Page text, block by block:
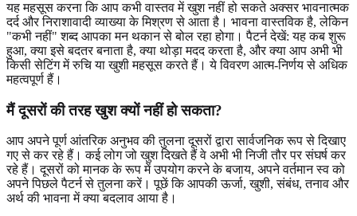
यह महसूस करना कि आप कभी वास्तव में खुश नहीं हो सकते अक्सर भावनात्मक
दर्द और निराशावादी व्याख्या के मिश्रण से आता है। भावना वास्तविक है, लेकिन
"कभी नहीं" शब्द आपका मन थकान से बोल रहा होगा। पैटर्न देखें: यह कब शुरू
हुआ, क्या इसे बदतर बनाता है, क्या थोड़ा मदद करता है, और क्या आप अभी भी
किसी सेटिंग में रुचि या खुशी महसूस करते हैं। ये विवरण आत्म-निर्णय से अधिक
महत्वपूर्ण हैं।
मैं दूसरों की तरह खुश क्यों नहीं हो सकता?
आप अपने पूर्ण आंतरिक अनुभव की तुलना दूसरों द्वारा सार्वजनिक रूप से दिखाए
गए से कर रहे हैं। कई लोग जो खुश दिखते हैं वे अभी भी निजी तौर पर संघर्ष कर
रहे हैं। दूसरों को मानक के रूप में उपयोग करने के बजाय, अपने वर्तमान स्व को
अपने पिछले पैटर्न से तुलना करें। पूछें कि आपकी ऊर्जा, खुशी, संबंध, तनाव और
अर्थ की भावना में क्या बदलाव आया है।